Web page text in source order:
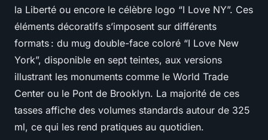
la Liberté ou encore le célèbre logo “I Love NY”. Ces
éléments décoratifs s’imposent sur différents
formats : du mug double-face coloré “I Love New
York”, disponible en sept teintes, aux versions
illustrant les monuments comme le World Trade
Center ou le Pont de Brooklyn. La majorité de ces
tasses affiche des volumes standards autour de 325
ml, ce qui les rend pratiques au quotidien.